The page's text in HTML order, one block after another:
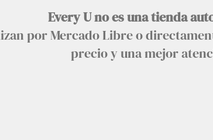
Every U no es una tienda
por Mercado Libre o
precio y una mejor